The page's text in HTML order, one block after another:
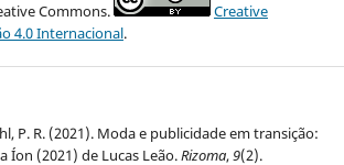
Commons.
Creative
4.0 Internacional.
P. R. (2021). Moda e publicidade em transição:
Íon (2021) de Lucas Leão.Rizoma,9(2).